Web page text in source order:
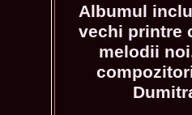
Albumul
vechi printre
melodii